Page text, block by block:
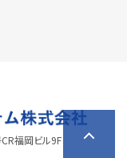
福岡ビル9F